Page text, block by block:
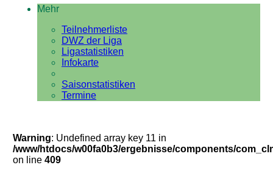
Mehr
Teilnehmerliste
DWZ der Liga
Ligastatistiken
Infokarte
Saisonstatistiken
Termine
Warning: Undefined array key 11 in
/www/htdocs/w00fa0b3/ergebnisse/components/
on line 409